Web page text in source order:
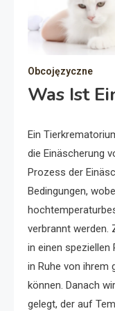
Obcojęzyczne
Was Ist
Ein
die Einäscherung
Prozess der
Bedingungen,
verbrannt werden.
in einen speziellen
in Ruhe von ihrem
können. Danach
gelegt, der auf